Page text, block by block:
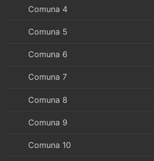
Comuna 4
Comuna 5
Comuna 6
Comuna 7
Comuna 8
Comuna 9
Comuna 10